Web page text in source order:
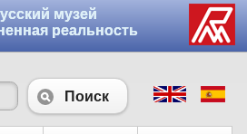
музей
реальность
Поиск